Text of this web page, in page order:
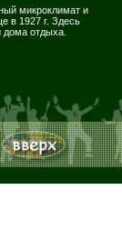
микроклимат и
в 1927 г. Здесь
отдыха.